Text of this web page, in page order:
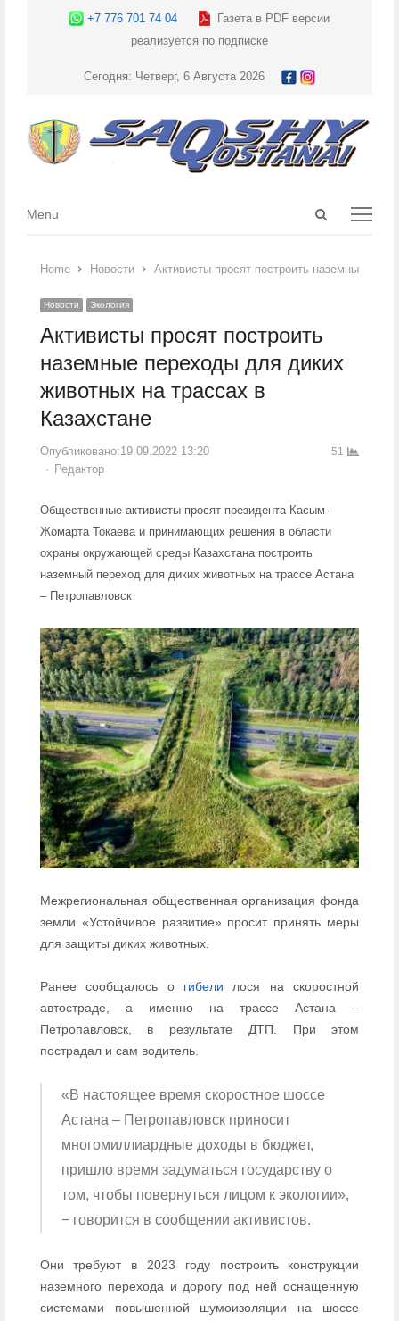
+7 776 701 74 04
Газета в PDF версии
реализуется по подписке
Сегодня: Четверг, 6 Августа 2026
Open
Menu
Menu
Home Новости Активисты просят построить наземные
Новости Экология
Активисты просят построить
наземные переходы для диких
животных на трассах в
Казахстане
Опубликовано:19.09.2022 13:20
Author
Редактор
51
Общественные активисты просят президента Касым-
Жомарта Токаева и принимающих решения в области
охраны окружающей среды Казахстана построить
наземный переход для диких животных на трассе Астана
– Петропавловск
Межрегиональная общественная организация фонда
земли «Устойчивое развитие» просит принять меры
для защиты диких животных.
Ранее сообщалось о гибели лося на скоростной
автостраде, а именно на трассе Астана –
Петропавловск, в результате ДТП. При этом
пострадал и сам водитель.
«В настоящее время скоростное шоссе
Астана – Петропавловск приносит
многомиллиардные доходы в бюджет,
пришло время задуматься государству о
том, чтобы повернуться лицом к экологии»,
− говорится в сообщении активистов.
Они требуют в 2023 году построить конструкции
наземного перехода и дорогу под ней оснащенную
системами повышенной шумоизоляции на шоссе